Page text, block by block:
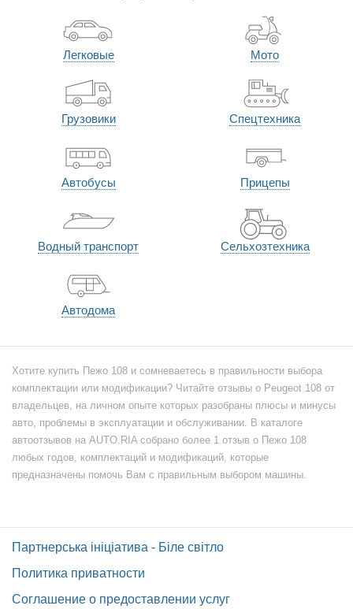
Легковые Мото
Грузовики Спецтехника
Автобусы Прицепы
Водный транспорт Сельхозтехника
Автодома
Хотите купить Пежо 108 и сомневаетесь в правильности выбора
комплектации или модификации? Читайте отзывы о Peugeot 108 от
владельцев, на личном опыте которых разобраны плюсы и минусы
авто, проблемы в эксплуатации и обслуживании. В каталоге
автоотзывов на AUTO.RIA собрано более 1 отзыв о Пежо 108
любых годов, комплектаций и модификаций, которые
предназначены помочь Вам с правильным выбором машины.
Партнерська ініціатива - Біле світло
Политика приватности
Соглашение о предоставлении услуг